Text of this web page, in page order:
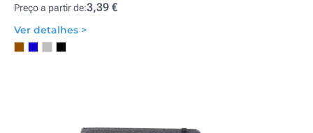
Preço a partir de:3,39 €
Ver detalhes >